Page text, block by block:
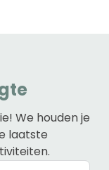
We houden je
laatste